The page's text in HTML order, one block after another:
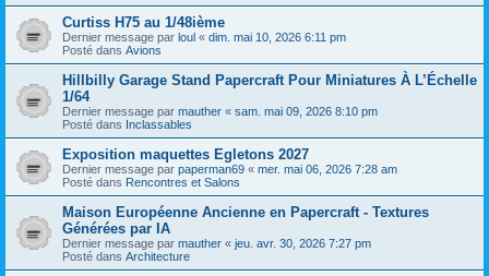
Curtiss H75 au 1/48ième
Dernier message par loul « dim. mai 10, 2026 6:11 pm
Posté dans Avions
Hillbilly Garage Stand Papercraft Pour Miniatures À L’Échelle
1/64
Dernier message par mauther « sam. mai 09, 2026 8:10 pm
Posté dans Inclassables
Exposition maquettes Egletons 2027
Dernier message par paperman69 « mer. mai 06, 2026 7:28 am
Posté dans Rencontres et Salons
Maison Européenne Ancienne en Papercraft - Textures
Générées par IA
Dernier message par mauther « jeu. avr. 30, 2026 7:27 pm
Posté dans Architecture